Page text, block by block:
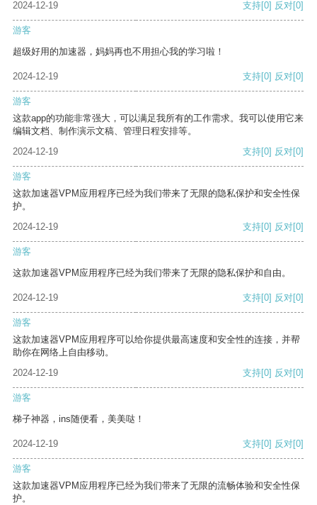
2024-12-19 支持[0] 反对[0]
游客
超级好用的加速器，妈妈再也不用担心我的学习啦！
2024-12-19 支持[0] 反对[0]
游客
这款app的功能非常强大，可以满足我所有的工作需求。我可以使用它来
编辑文档、制作演示文稿、管理日程安排等。
2024-12-19
支持[0] 反对[0]
游客
这款加速器VPM应用程序已经为我们带来了无限的隐私保护和安全性保
护。
2024-12-19
支持[0] 反对[0]
游客
这款加速器VPM应用程序已经为我们带来了无限的隐私保护和自由。
2024-12-19 支持[0] 反对[0]
游客
这款加速器VPM应用程序可以给你提供最高速度和安全性的连接，并帮
助你在网络上自由移动。
2024-12-19
支持[0] 反对[0]
游客
梯子神器，ins随便看，美美哒！
2024-12-19 支持[0] 反对[0]
游客
这款加速器VPM应用程序已经为我们带来了无限的流畅体验和安全性保
护。